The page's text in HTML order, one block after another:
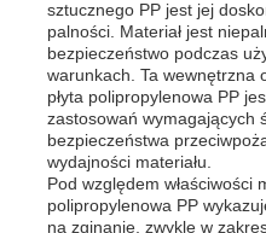
sztucznego PP jest jej
palności. Materiał jest
bezpieczeństwo podczas
warunkach. Ta wewnętrzna
płyta polipropylenowa PP
zastosowań wymagających
bezpieczeństwa
wydajności materiału.
Pod względem właściwości
polipropylenowa PP
na zginanie, zwykle w